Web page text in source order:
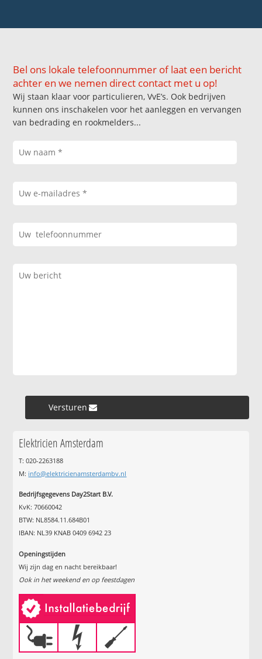
Bel ons lokale telefoonnummer of laat een bericht
achter en we nemen direct contact met u op!
Wij staan klaar voor particulieren, VvE’s. Ook bedrijven
kunnen ons inschakelen voor het aanleggen en vervangen
van bedrading en rookmelders...
Versturen »
Elektricien Amsterdam
T: 020-2263188
M: info@elektricienamsterdambv.nl
Bedrijfsgegevens Day2Start B.V.
KvK: 70660042
BTW: NL8584.11.684B01
IBAN: NL39 KNAB 0409 6942 23
Openingstijden
Wij zijn dag en nacht bereikbaar!
Ook in het weekend en op feestdagen